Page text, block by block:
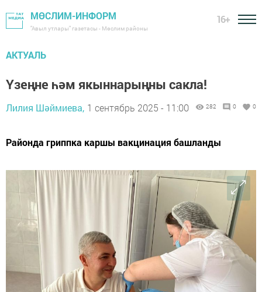
МӨСЛИМ-ИНФОРМ
"Авыл утлары" газетасы - Мөслим районы
16+
АКТУАЛЬ
Үзеңне һәм якыннарыңны сакла!
Лилия Шәймиева, 1 сентябрь 2025 - 11:00 282 0 0
Районда гриппка каршы вакцинация башланды